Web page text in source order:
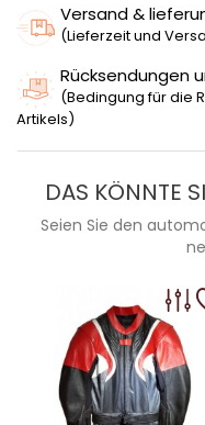
Versand &
(Lieferzeit und
Rücksendungen
(Bedingung für die
Artikels)
DAS KÖNNTE
Seien Sie den